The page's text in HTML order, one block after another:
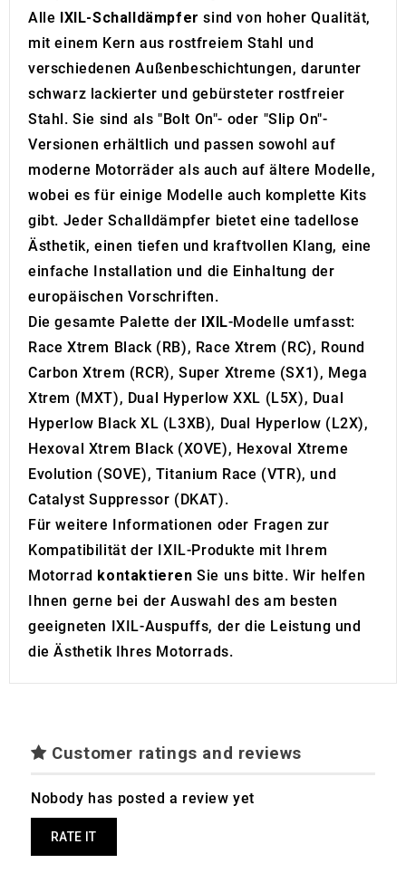
Alle IXIL-Schalldämpfer sind von hoher Qualität,
mit einem Kern aus rostfreiem Stahl und
verschiedenen Außenbeschichtungen, darunter
schwarz lackierter und gebürsteter rostfreier
Stahl. Sie sind als "Bolt On"- oder "Slip On"-
Versionen erhältlich und passen sowohl auf
moderne Motorräder als auch auf ältere Modelle,
wobei es für einige Modelle auch komplette Kits
gibt. Jeder Schalldämpfer bietet eine tadellose
Ästhetik, einen tiefen und kraftvollen Klang, eine
einfache Installation und die Einhaltung der
europäischen Vorschriften.
Die gesamte Palette der IXIL-Modelle umfasst:
Race Xtrem Black (RB), Race Xtrem (RC), Round
Carbon Xtrem (RCR), Super Xtreme (SX1), Mega
Xtrem (MXT), Dual Hyperlow XXL (L5X), Dual
Hyperlow Black XL (L3XB), Dual Hyperlow (L2X),
Hexoval Xtrem Black (XOVE), Hexoval Xtreme
Evolution (SOVE), Titanium Race (VTR), und
Catalyst Suppressor (DKAT).
Für weitere Informationen oder Fragen zur
Kompatibilität der IXIL-Produkte mit Ihrem
Motorrad kontaktieren Sie uns bitte. Wir helfen
Ihnen gerne bei der Auswahl des am besten
geeigneten IXIL-Auspuffs, der die Leistung und
die Ästhetik Ihres Motorrads.
Customer ratings and reviews
Nobody has posted a review yet
RATE IT